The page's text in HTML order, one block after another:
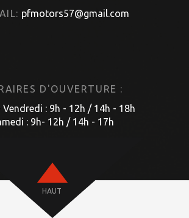
pfmotors57@gmail.com
D'OUVERTURE :
Vendredi : 9h - 12h / 14h - 18h
: 9h- 12h / 14h - 17h
HAUT